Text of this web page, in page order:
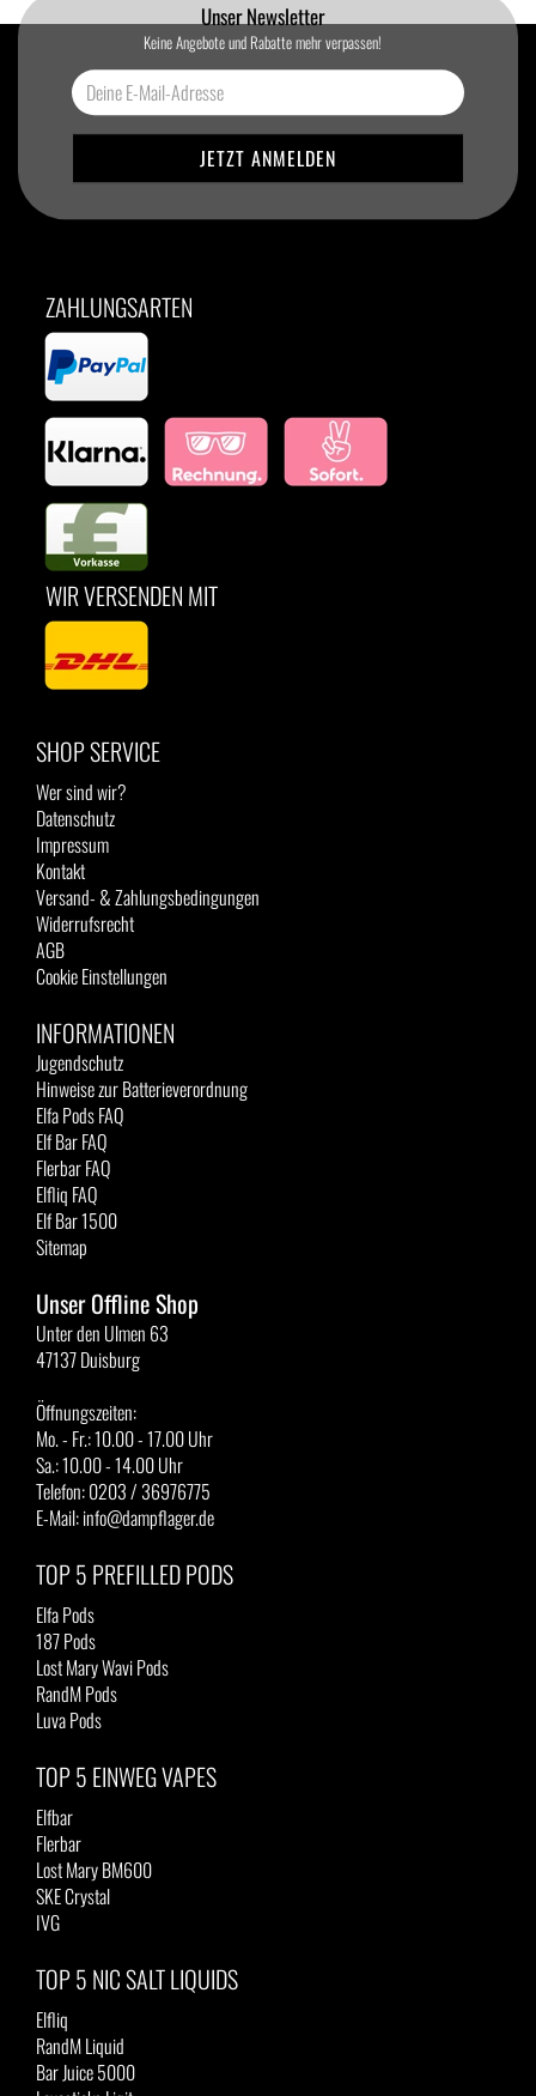
Unser Newsletter
Keine Angebote und Rabatte mehr verpassen!
ZAHLUNGSARTEN
WIR VERSENDEN MIT
SHOP SERVICE
Wer sind wir?
Datenschutz
Impressum
Kontakt
Versand- & Zahlungsbedingungen
Widerrufsrecht
AGB
Cookie Einstellungen
INFORMATIONEN
Jugendschutz
Hinweise zur Batterieverordnung
Elfa Pods FAQ
Elf Bar FAQ
Flerbar FAQ
Elfliq FAQ
Elf Bar 1500
Sitemap
Unser Offline Shop
Unter den Ulmen 63
47137 Duisburg
Öffnungszeiten:
Mo. - Fr.: 10.00 - 17.00 Uhr
Sa.: 10.00 - 14.00 Uhr
Telefon: 0203 / 36976775
E-Mail: info@dampflager.de
TOP 5 PREFILLED PODS
Elfa Pods
187 Pods
Lost Mary Wavi Pods
RandM Pods
Luva Pods
TOP 5 EINWEG VAPES
Elfbar
Flerbar
Lost Mary BM600
SKE Crystal
IVG
TOP 5 NIC SALT LIQUIDS
Elfliq
RandM Liquid
Bar Juice 5000